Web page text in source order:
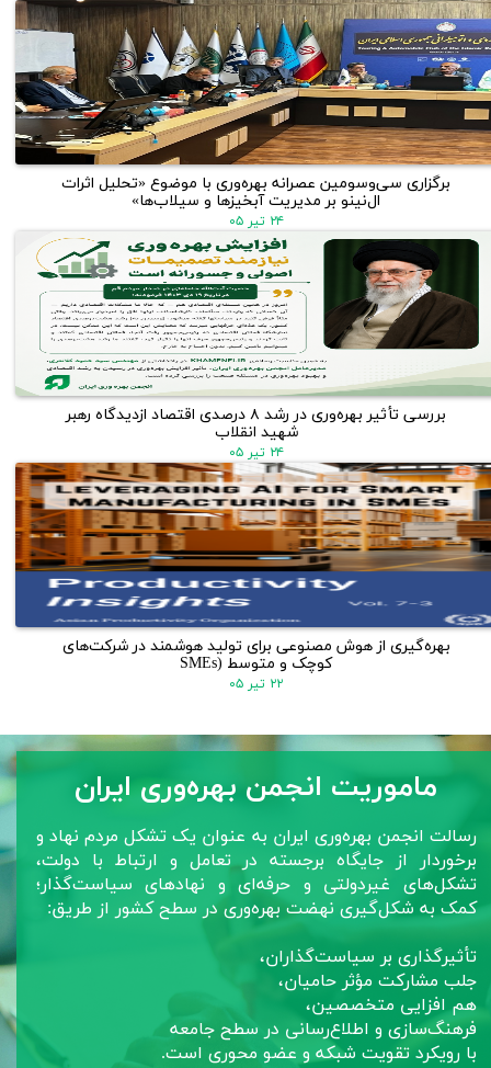
برگزاری سی‌وسومین عصرانه بهره‌وری با موضوع «تحلیل اثرات
ال‌نینو بر مدیریت آبخیزها و سیلاب‌ها»
۲۴ تیر ۰۵
بررسی تأثیر بهره‌وری در رشد ۸ درصدی اقتصاد ازدیدگاه رهبر
شهید انقلاب
۲۴ تیر ۰۵
بهره‌گیری از هوش مصنوعی برای تولید هوشمند در شرکت‌های
کوچک و متوسط (SMEs
۲۲ تیر ۰۵
رسالت انجمن بهره‌وری ایران به عنوان یک تشکل مردم نهاد و
برخوردار از جایگاه برجسته در تعامل و ارتباط با دولت،
تشکل‌های غیردولتی و حرفه‌ای و نهادهای سیاست‌گذار؛
کمک به شکل‌گیری نهضت بهره‌وری در سطح کشور از طریق:
تأثیرگذاری بر سیاست‌گذاران،
جلب مشارکت مؤثر حامیان،
هم افزایی متخصصین،
فرهنگ‌سازی و اطلاع‌رسانی در سطح جامعه
با رویکرد تقویت شبکه و عضو محوری است.
ماموریت انجمن بهره‌وری ایران